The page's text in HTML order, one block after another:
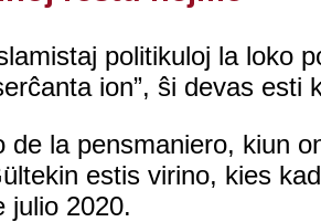
politikuloj la loko
ion”, ŝi devas
de la pensmaniero, kiun
estis virino, kies
julio 2020.